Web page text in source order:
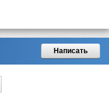
Написать